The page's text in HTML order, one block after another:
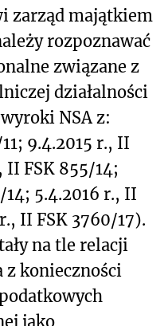
zarząd majątkiem
rozpoznawać
związane z
działalności
NSA z:
9.4.2015 r., II
II FSK 855/14;
14; 5.4.2016 r., II
II FSK 3760/17).
na tle relacji
konieczności
jako